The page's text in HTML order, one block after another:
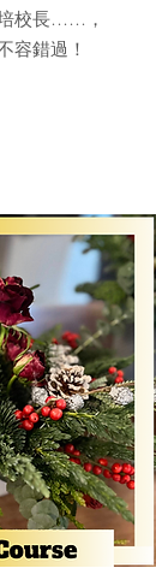
校長……，
容錯過！